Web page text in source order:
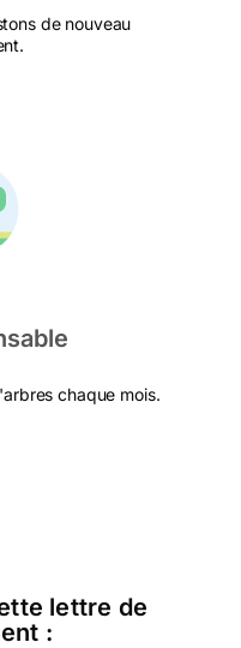
de nouveau
chaque mois.
lettre de
: